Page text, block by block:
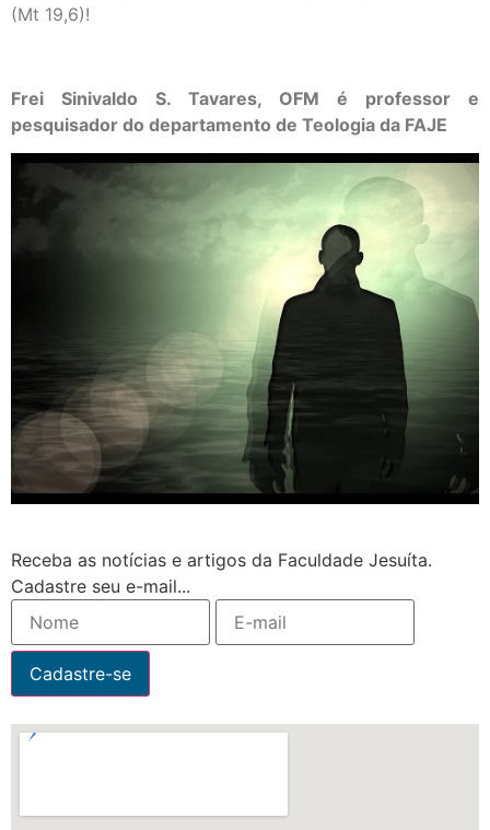
(Mt 19,6)!
Frei Sinivaldo S. Tavares, OFM é professor e
pesquisador do departamento de Teologia da FAJE
Receba as notícias e artigos da Faculdade Jesuíta.
Cadastre seu e-mail...